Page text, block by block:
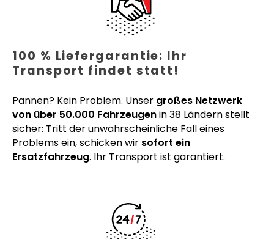
100 % Liefergarantie: Ihr
Transport findet statt!
Pannen? Kein Problem. Unser großes Netzwerk
von über 50.000 Fahrzeugenin 38 Ländern stellt
sicher: Tritt der unwahrscheinliche Fall eines
Problems ein, schicken wir sofort ein
Ersatzfahrzeug. Ihr Transport ist garantiert.